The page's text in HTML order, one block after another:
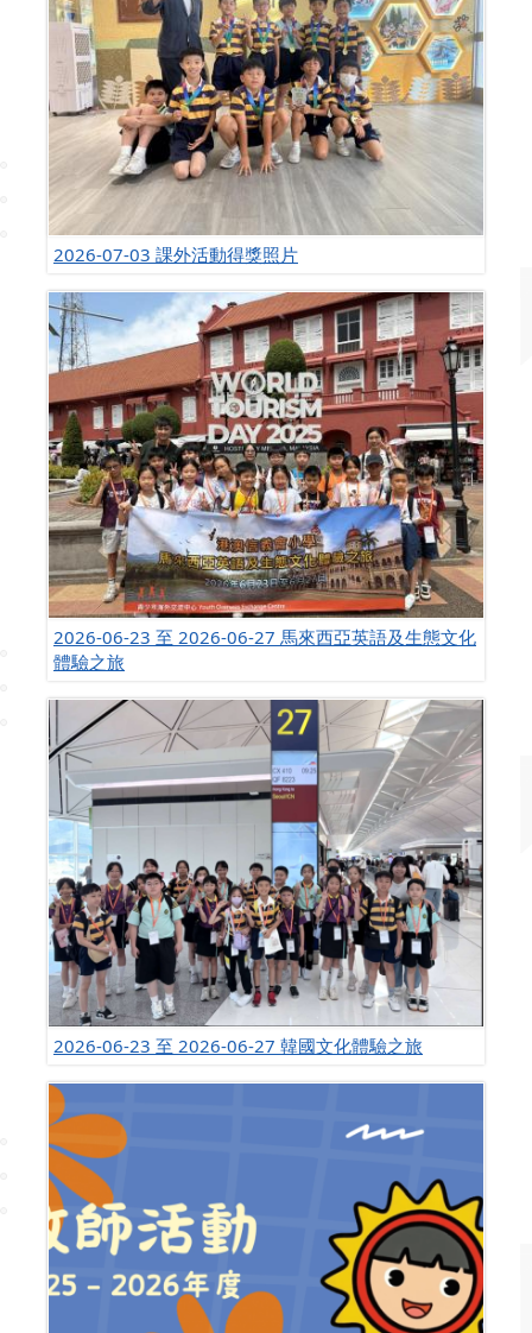
2026-07-03 課外活動得獎照片
2026-06-23 至 2026-06-27 馬來西亞英語及生態文化
體驗之旅
2026-06-23 至 2026-06-27 韓國文化體驗之旅